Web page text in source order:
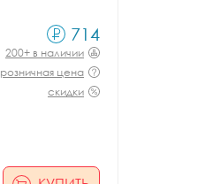
714
200+ в наличии
розничная цена
скидки